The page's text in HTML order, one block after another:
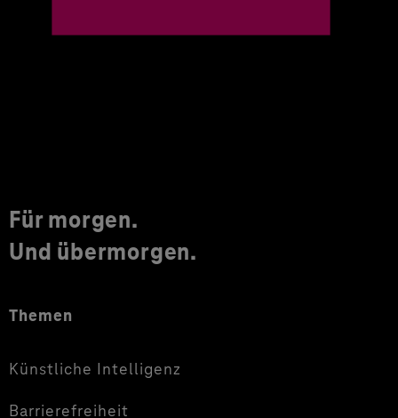
Für morgen.
Und übermorgen.
Themen
Künstliche Intelligenz
Barrierefreiheit